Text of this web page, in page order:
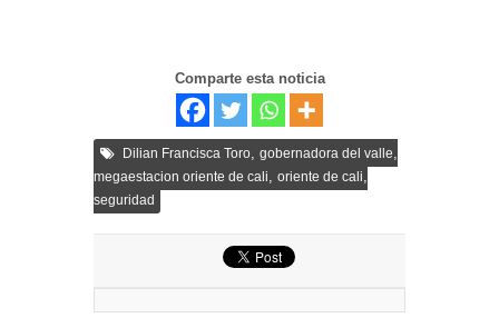
Comparte esta noticia
Dilian Francisca Toro, gobernadora del valle,
megaestacion oriente de cali, oriente de cali,
seguridad